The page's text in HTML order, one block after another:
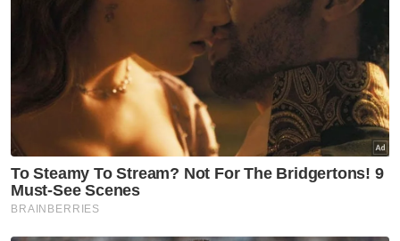
memperoleh 11 kerusi. - Bernama
Berita Telus & Tulus menerusi E-Mel setiap
hari!